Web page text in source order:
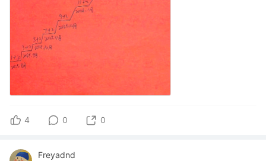
4 0 0
Freyadnd